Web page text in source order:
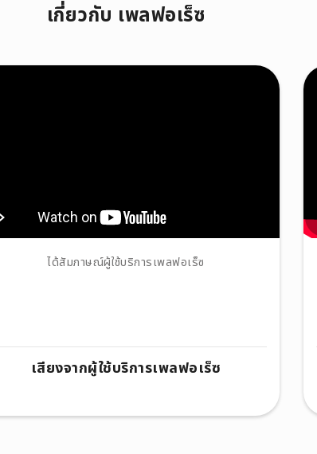
เกี่ยวกับ เพลฟอเร็ซ
ได้สัมภาษณ์ผู้ใช้บริการเพลฟอเร็ซ
เสียงจากผู้ใช้บริการเพลฟอเร็ซ